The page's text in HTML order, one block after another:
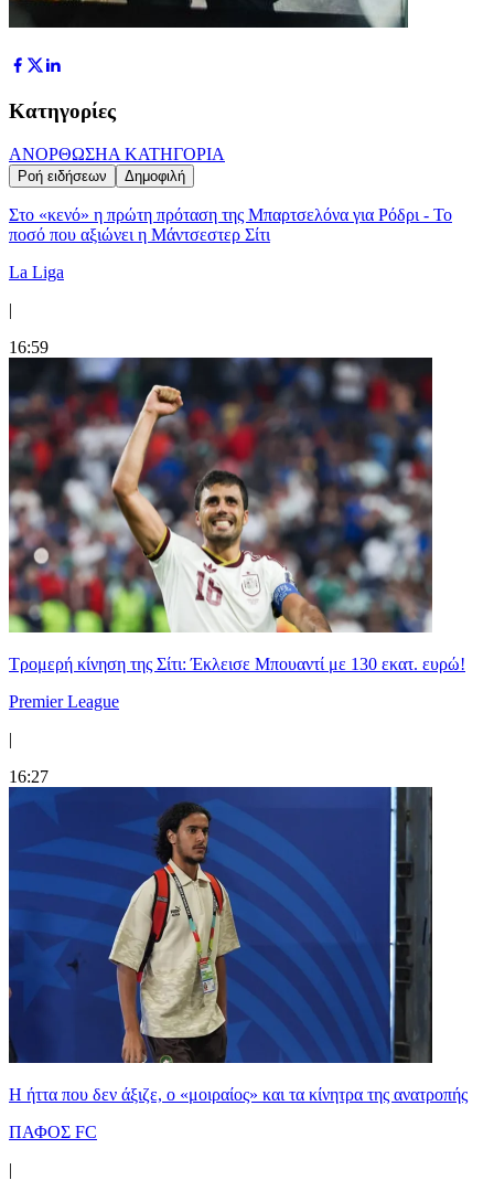
Κατηγορίες
ΑΝΟΡΘΩΣΗΑ ΚΑΤΗΓΟΡΙΑ
Ροή ειδήσεων Δημοφιλή
Στο «κενό» η πρώτη πρόταση της Μπαρτσελόνα για Ρόδρι - Το
ποσό που αξιώνει η Μάντσεστερ Σίτι
La Liga
|
16:59
Τρομερή κίνηση της Σίτι: Έκλεισε Μπουαντί με 130 εκατ. ευρώ!
Premier League
|
16:27
Η ήττα που δεν άξιζε, ο «μοιραίος» και τα κίνητρα της ανατροπής
ΠΑΦΟΣ FC
|